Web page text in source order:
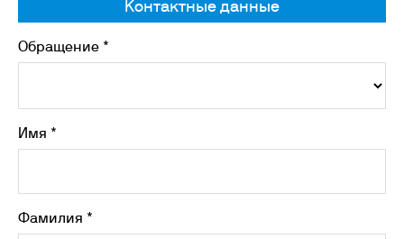
Контактные данные
Обращение *
Имя *
Фамилия *